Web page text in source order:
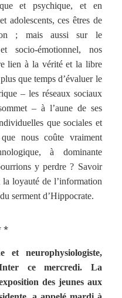
et psychique, et en
adolescents, ces êtres de
; mais aussi sur le
socio-émotionnel, nos
lien à la vérité et la libre
que temps d’évaluer le
– les réseaux sociaux
– à l’aune de ses
que sociales et
nous coûte vraiment
à dominante
y perdre ? Savoir
loyauté de l’information
serment d’Hippocrate.
⁎
et neurophysiologiste,
ce mercredi. La
des jeunes aux